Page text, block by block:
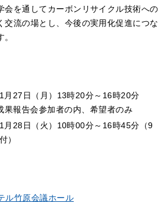
会を通してカーボンリサイクル技術への
交流の場とし、今後の実⽤化促進につな
⽉27⽇（⽉）13時20分～16時20分
果報告会参加者の内、希望者のみ
⽉28⽇（⽕）10時00分～16時45分（9
）
ル竹原会議ホール